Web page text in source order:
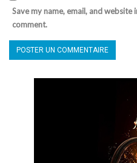
Save my name, email, and
comment.